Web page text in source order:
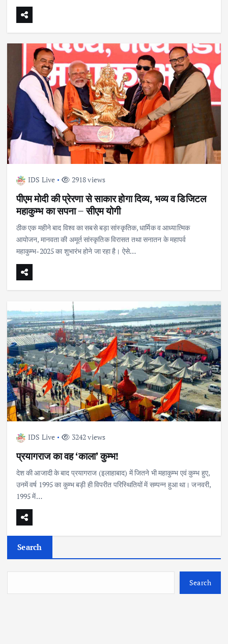
IDS Live 2918 views
पीएम मोदी की प्रेरणा से साकार होगा दिव्य, भव्य व डिजिटल
महाकुम्भ का सपना – सीएम योगी
ठीक एक महीने बाद विश्व का सबसे बड़ा सांस्कृतिक, धार्मिक व आध्यात्मिक
आयोजन, मानवता की अमूर्त सांस्कृतिक विरासत तथा सनातन के महापर्व
महाकुम्भ-2025 का शुभारंभ होने जा रहा है। ऐसे…
IDS Live 3242 views
प्रयागराज का वह ‘काला’ कुम्भ!
देश की आजादी के बाद प्रयागराज (इलाहाबाद) में जितने भी महाकुम्भ एवं कुम्भ हुए,
उनमें वर्ष 1995 का कुम्भ बड़ी ही विपरीत परिस्थितियों में सम्पन्न हुआ था। जनवरी,
1995 में…
Search
Search